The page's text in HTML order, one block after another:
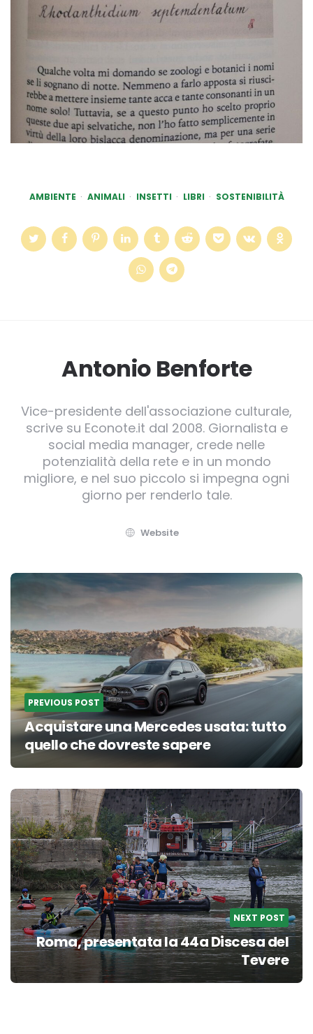
AMBIENTE ANIMALI INSETTI LIBRI SOSTENIBILITÀ
Antonio Benforte
Vice-presidente dell'associazione culturale,
scrive su Econote.it dal 2008. Giornalista e
social media manager, crede nelle
potenzialità della rete e in un mondo
migliore, e nel suo piccolo si impegna ogni
giorno per renderlo tale.
Website
Post
navigation
PREVIOUS POST
Acquistare una Mercedes usata: tutto
quello che dovreste sapere
NEXT POST
Roma, presentata la 44a Discesa del
Tevere